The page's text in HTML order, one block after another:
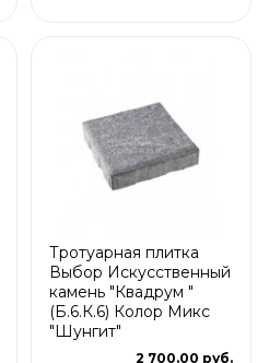
Тротуарная плитка
Выбор Искусственный
камень "Квадрум "
(Б.6.К.6) Колор Микс
"Шунгит"
2 700.00 руб.